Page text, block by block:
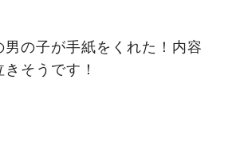
の子が手紙をくれた！内容
そうです！